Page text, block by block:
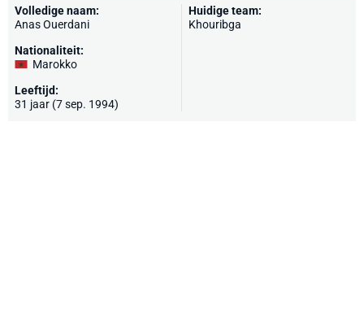
Volledige naam:
Anas Ouerdani
Nationaliteit:
Marokko
Leeftijd:
31 jaar (7 sep. 1994)
Huidige team:
Khouribga